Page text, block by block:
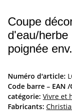
Coupe
d'eau/
poignée
Numéro d'article:
Code barre – EAN /
catégorie: Vivre et
Fabricants: